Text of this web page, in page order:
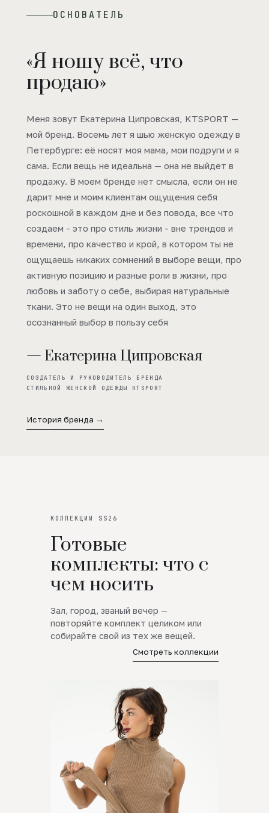
ОСНОВАТЕЛЬ
«Я ношу всё, что
продаю»
Меня зовут Екатерина Ципровская, KTSPORT —
мой бренд. Восемь лет я шью женскую одежду в
Петербурге: её носят моя мама, мои подруги и я
сама. Если вещь не идеальна — она не выйдет в
продажу. В моем бренде нет смысла, если он не
дарит мне и моим клиентам ощущения себя
роскошной в каждом дне и без повода, все что
создаем - это про стиль жизни - вне трендов и
времени, про качество и крой, в котором ты не
ощущаешь никаких сомнений в выборе вещи, про
активную позицию и разные роли в жизни, про
любовь и заботу о себе, выбирая натуральные
ткани. Это не вещи на один выход, это
осознанный выбор в пользу себя
— Екатерина Ципровская
СОЗДАТЕЛЬ И РУКОВОДИТЕЛЬ БРЕНДА
СТИЛЬНОЙ ЖЕНСКОЙ ОДЕЖДЫ KTSPORT
История бренда →
КОЛЛЕКЦИИ SS26
Готовые
комплекты: что с
чем носить
Зал, город, званый вечер —
повторяйте комплект целиком или
собирайте свой из тех же вещей.
Смотреть коллекции